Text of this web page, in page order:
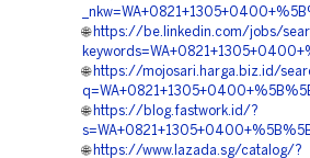
🌐 https://be.linkedin.com/jobs/
🌐 https://mojosari.harga.biz.id/
🌐 https://blog.fastwork.id/?
🌐 https://www.lazada.sg/catalog/?